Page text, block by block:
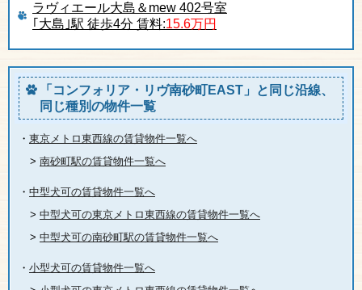
ラヴィエール大島＆mew 402号室
｢大島｣駅 徒歩4分 賃料:15.6万円
「コンフォリア・リヴ南砂町EAST」と同じ沿線、
同じ種別の物件一覧
・ 東京メトロ東西線の賃貸物件一覧へ
> 南砂町駅の賃貸物件一覧へ
・ 中型犬可の賃貸物件一覧へ
> 中型犬可の東京メトロ東西線の賃貸物件一覧へ
> 中型犬可の南砂町駅の賃貸物件一覧へ
・ 小型犬可の賃貸物件一覧へ